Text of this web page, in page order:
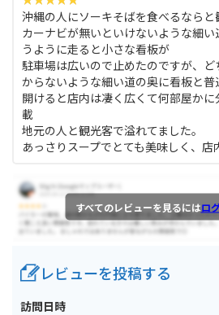
沖縄の人にソーキそばを食べるならと
カーナビが無いといけないような細
うように走ると小さな看板が
駐車場は広いので止めたのですが、
からないような細い道の奥に看板と普
開けると店内は凄く広くて何部屋か
載
地元の人と観光客で溢れてました。
あっさりスープでとても美味しく、店
すべてのレビューを見るにはロ
レビューを投稿する
訪問日時